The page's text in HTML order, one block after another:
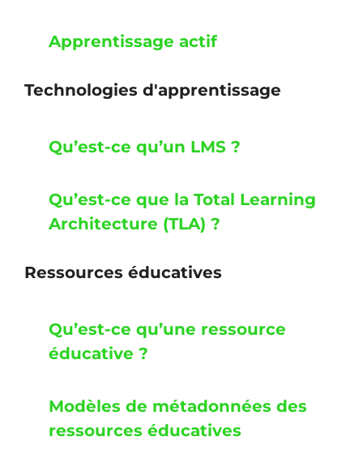
Apprentissage actif
Technologies d'apprentissage
Qu’est-ce qu’un LMS ?
Qu’est-ce que la Total Learning
Architecture (TLA) ?
Ressources éducatives
Qu’est-ce qu’une ressource
éducative ?
Modèles de métadonnées des
ressources éducatives